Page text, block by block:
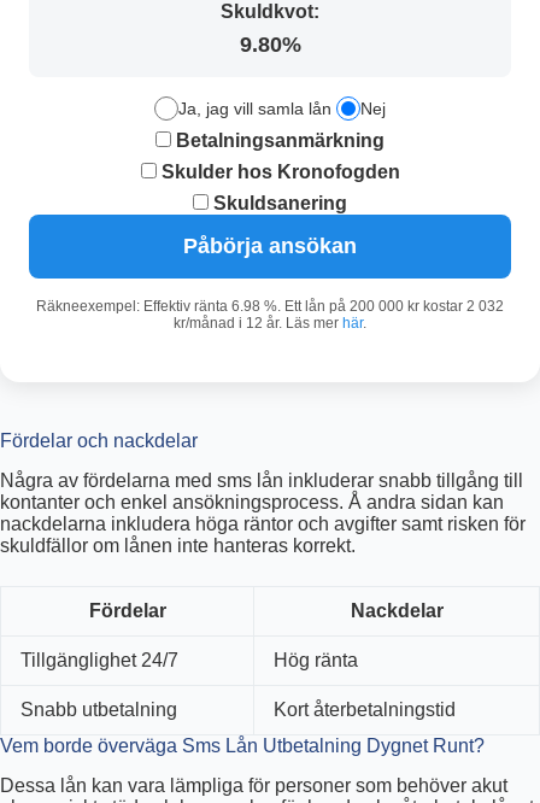
Skuldkvot:
9.80%
Ja, jag vill samla lån Nej
Betalningsanmärkning
Skulder hos Kronofogden
Skuldsanering
Påbörja ansökan
Räkneexempel: Effektiv ränta 6.98 %. Ett lån på 200 000 kr kostar 2 032
kr/månad i 12 år. Läs mer här.
Fördelar och nackdelar
Några av fördelarna med sms lån inkluderar snabb tillgång till
kontanter och enkel ansökningsprocess. Å andra sidan kan
nackdelarna inkludera höga räntor och avgifter samt risken för
skuldfällor om lånen inte hanteras korrekt.
Fördelar Nackdelar
Tillgänglighet 24/7 Hög ränta
Snabb utbetalning
Kort återbetalningstid
Vem borde överväga Sms Lån Utbetalning Dygnet Runt?
Dessa lån kan vara lämpliga för personer som behöver akut